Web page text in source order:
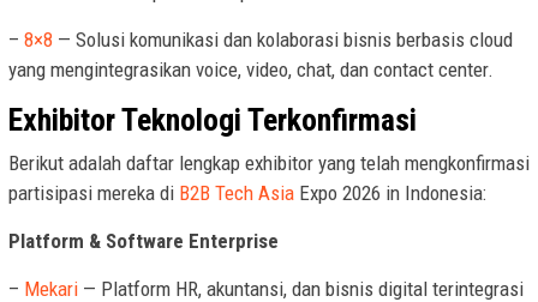
– 8×8 — Solusi komunikasi dan kolaborasi bisnis berbasis cloud
yang mengintegrasikan voice, video, chat, dan contact center.
Exhibitor Teknologi Terkonfirmasi
Berikut adalah daftar lengkap exhibitor yang telah mengkonfirmasi
partisipasi mereka di B2B Tech Asia Expo 2026 in Indonesia:
Platform & Software Enterprise
– Mekari — Platform HR, akuntansi, dan bisnis digital terintegrasi